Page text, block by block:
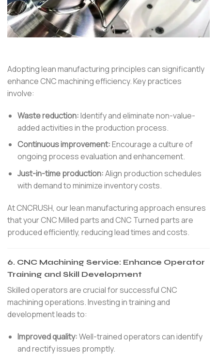
Adopting lean manufacturing principles can significantly
enhance CNC machining efficiency. Key practices
involve:
Waste reduction:Identify and eliminate non-value-
added activities in the production process.
Continuous improvement:Encourage a culture of
ongoing process evaluation and enhancement.
Just-in-time production:Align production schedules
with demand to minimize inventory costs.
At CNCRUSH, our lean manufacturing approach ensures
that your CNC Milled parts and CNC Turned parts are
produced efficiently, reducing lead times and costs.
6. CNC Machining Service: Enhance Operator
Training and Skill Development
Skilled operators are crucial for successful CNC
machining operations. Investing in training and
development leads to:
Improved quality:Well-trained operators can identify
and rectify issues promptly.